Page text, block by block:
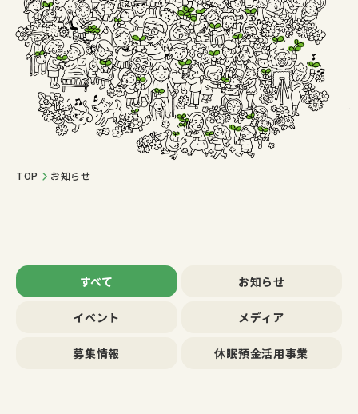
TOP お知らせ
すべて お知らせ
イベント メディア
募集情報 休眠預金活用事業